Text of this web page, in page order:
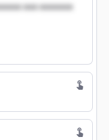
xxx xxxxxxx